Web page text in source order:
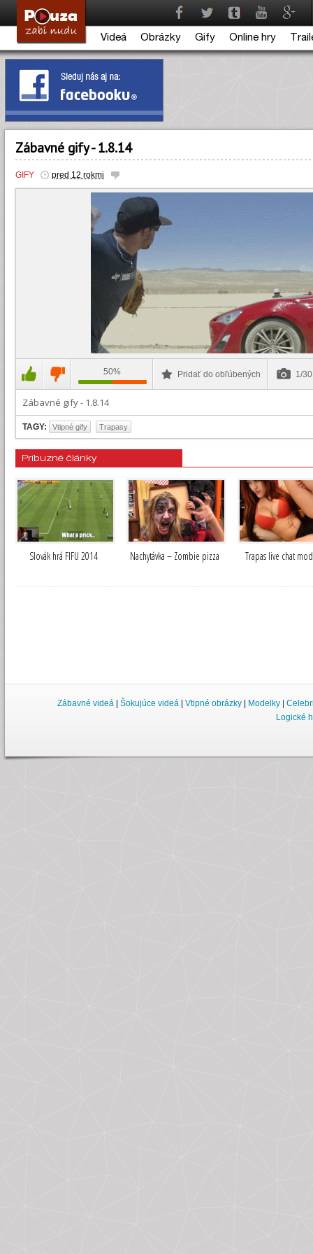
Videá Obrázky Gify Online hry
Zábavné gify - 1.8.14
GIFY pred 12 rokmi
50% Pridať do obľúbených 1/
Zábavné gify - 1.8.14
TAGY: Vtipné gify Trapasy
Príbuzné články
Slovák hrá FIFU 2014 Nachytávka – Zombie pizza Trapas live chat
Zábavné videá | Šokujúce videá | Vtipné obrázky | Modelky |
Logické